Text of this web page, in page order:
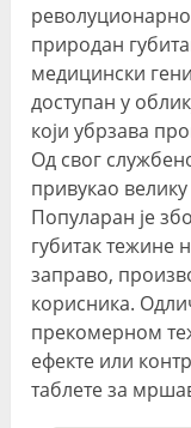
природан
медицински
доступан у
који убрзава
Од свог
привукао
Популаран је
губитак тежине
заправо,
корисника.
прекомерном
ефекте или
таблете за